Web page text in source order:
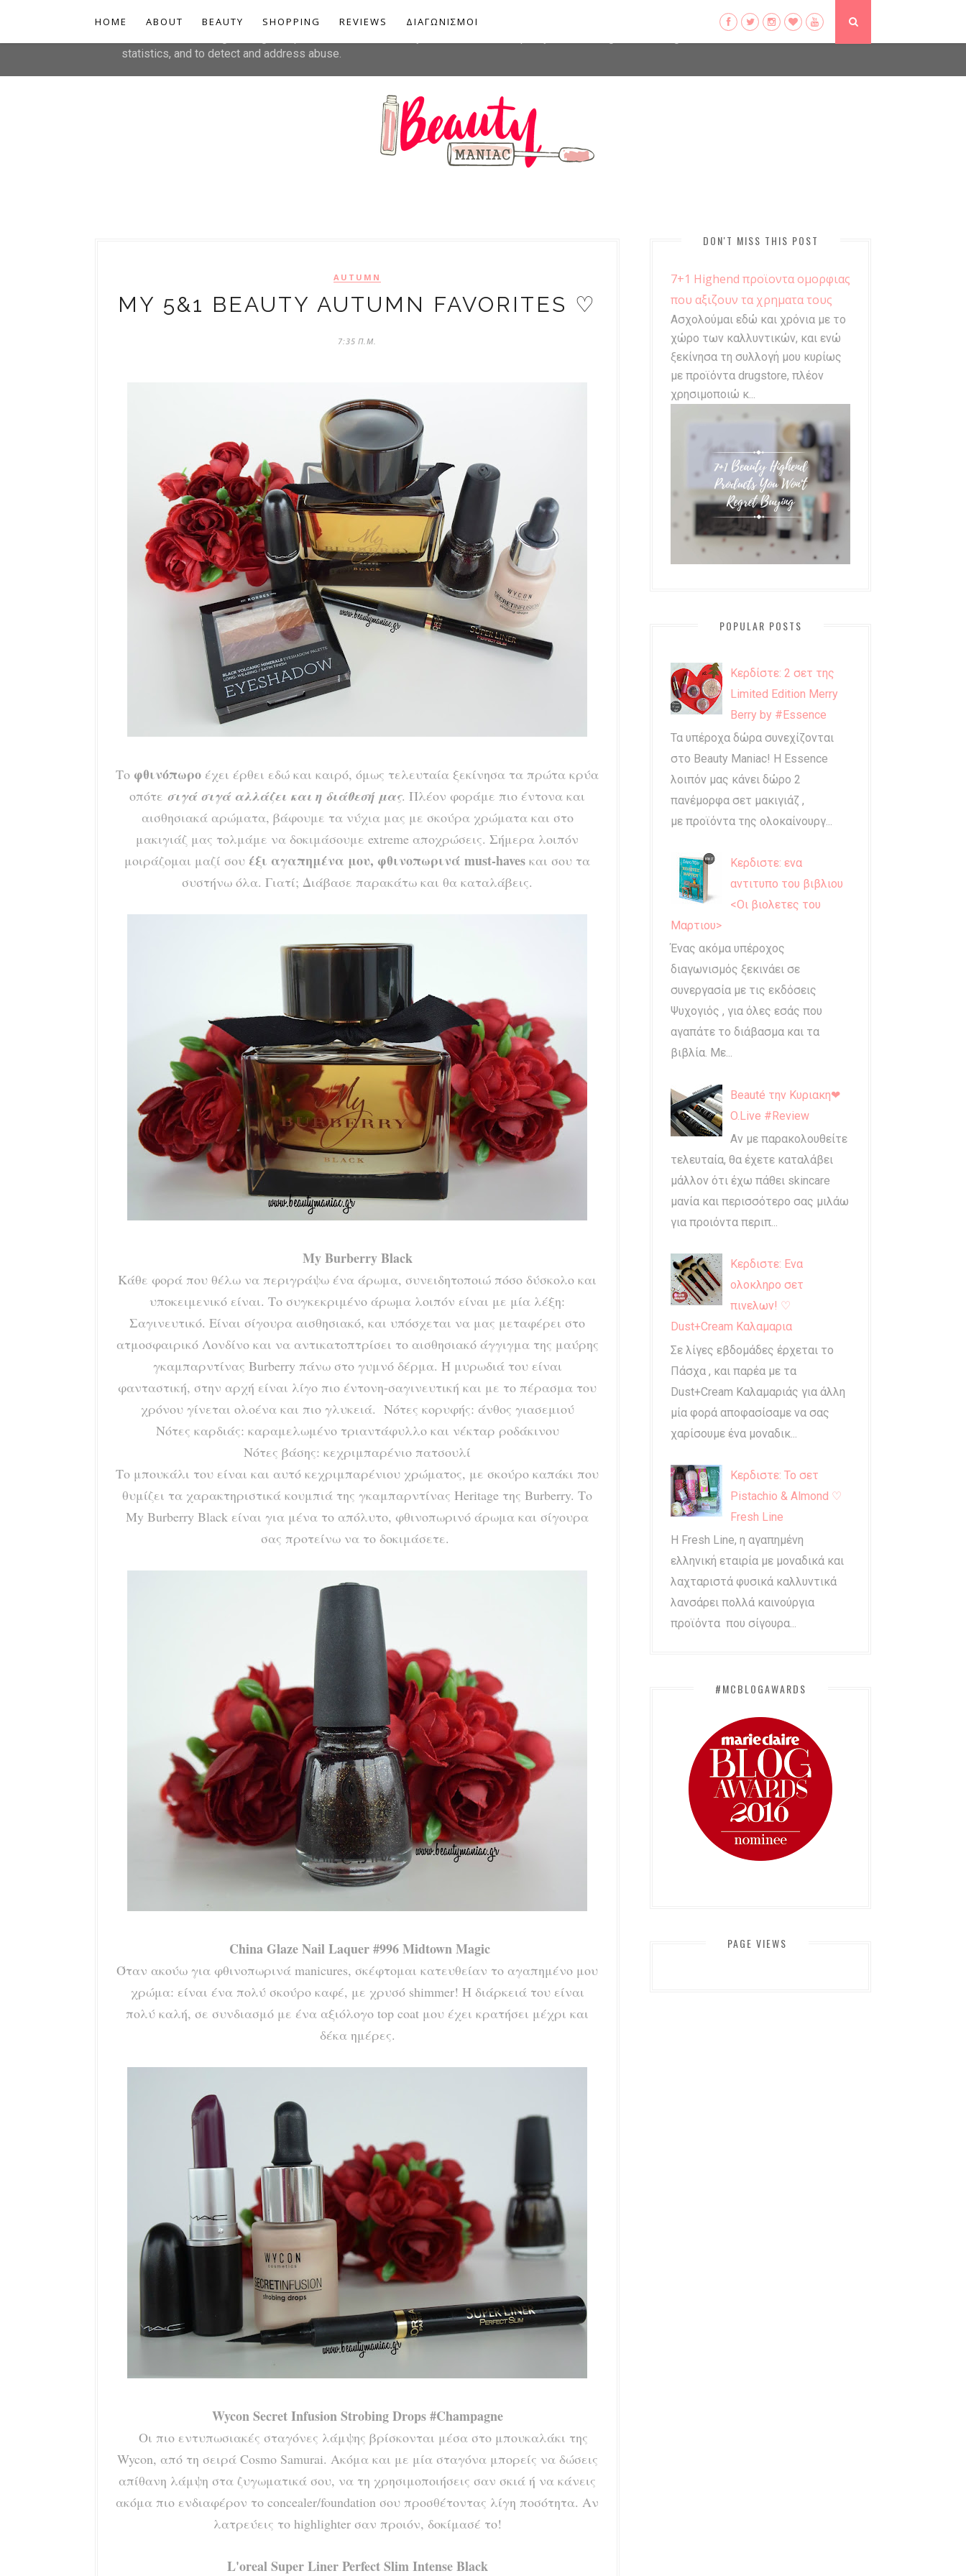
HOME ABOUT BEAUTY SHOPPING REVIEWS ΔΙΑΓΩΝΙΣΜΟΙ
AUTUMN
MY 5&1 BEAUTY AUTUMN FAVORITES ♡
7:35 Π.Μ.
Το φθινόπωρο έχει έρθει εδώ και καιρό, όμως τελευταία ξεκίνησα τα πρώτα κρύα
οπότε σιγά σιγά αλλάζει και η διάθεσή μας. Πλέον φοράμε πιο έντονα και
αισθησιακά αρώματα, βάφουμε τα νύχια μας με σκούρα χρώματα και στο
μακιγιάζ μας τολμάμε να δοκιμάσουμε extreme αποχρώσεις. Σήμερα λοιπόν
μοιράζομαι μαζί σου έξι αγαπημένα μου, φθινοπωρινά must-haves και σου τα
συστήνω όλα. Γιατί; Διάβασε παρακάτω και θα καταλάβεις.
My Burberry Black
Κάθε φορά που θέλω να περιγράψω ένα άρωμα, συνειδητοποιώ πόσο δύσκολο και
υποκειμενικό είναι. Το συγκεκριμένο άρωμα λοιπόν είναι με μία λέξη:
Σαγινευτικό. Είναι σίγουρα αισθησιακό, και υπόσχεται να μας μεταφέρει στο
ατμοσφαιρικό Λονδίνο και να αντικατοπτρίσει το αισθησιακό άγγιγμα της μαύρης
γκαμπαρντίνας Burberry πάνω στο γυμνό δέρμα. Η μυρωδιά του είναι
φανταστική, στην αρχή είναι λίγο πιο έντονη-σαγινευτική και με το πέρασμα του
χρόνου γίνεται ολοένα και πιο γλυκειά. Νότες κορυφής: άνθος γιασεμιού
Νότες καρδιάς: καραμελωμένο τριαντάφυλλο και νέκταρ ροδάκινου
Νότες βάσης: κεχριμπαρένιο πατσουλί
Το μπουκάλι του είναι και αυτό κεχριμπαρένιου χρώματος, με σκούρο καπάκι που
θυμίζει τα χαρακτηριστικά κουμπιά της γκαμπαρντίνας Heritage της Burberry. Το
My Burberry Black είναι για μένα το απόλυτο, φθινοπωρινό άρωμα και σίγουρα
σας προτείνω να το δοκιμάσετε.
China Glaze Nail Laquer #996 Midtown Magic
Όταν ακούω για φθινοπωρινά manicures, σκέφτομαι κατευθείαν το αγαπημένο μου
χρώμα: είναι ένα πολύ σκούρο καφέ, με χρυσό shimmer! Η διάρκειά του είναι
πολύ καλή, σε συνδιασμό με ένα αξιόλογο top coat μου έχει κρατήσει μέχρι και
δέκα ημέρες.
Wycon Secret Infusion Strobing Drops #Champagne
Οι πιο εντυπωσιακές σταγόνες λάμψης βρίσκονται μέσα στο μπουκαλάκι της
Wycon, από τη σειρά Cosmo Samurai. Ακόμα και με μία σταγόνα μπορείς να δώσεις
απίθανη λάμψη στα ζυγωματικά σου, να τη χρησιμοποιήσεις σαν σκιά ή να κάνεις
ακόμα πιο ενδιαφέρον το concealer/foundation σου προσθέτοντας λίγη ποσότητα. Αν
λατρεύεις το highlighter σαν προιόν, δοκίμασέ το!
L'oreal Super Liner Perfect Slim Intense Black
DON'T MISS THIS POST
7+1 Highend προϊοντα ομορφιας
που αξιζουν τα χρηματα τους
Ασχολούμαι εδώ και χρόνια με το
χώρο των καλλυντικών, και ενώ
ξεκίνησα τη συλλογή μου κυρίως
με προϊόντα drugstore, πλέον
χρησιμοποιώ κ...
POPULAR POSTS
Κερδίστε: 2 σετ της
Limited Edition Merry
Berry by #Essence
Τα υπέροχα δώρα συνεχίζονται
στο Beauty Maniac! Η Essence
λοιπόν μας κάνει δώρο 2
πανέμορφα σετ μακιγιάζ ,
με προϊόντα της ολοκαίνουργ...
Κερδιστε: ενα
αντιτυπο του βιβλιου
<Οι βιολετες του
Μαρτιου>
Ένας ακόμα υπέροχος
διαγωνισμός ξεκινάει σε
συνεργασία με τις εκδόσεις
Ψυχογιός , για όλες εσάς που
αγαπάτε το διάβασμα και τα
βιβλία. Με...
Beauté την Κυριακη❤
O.Live #Review
Αν με παρακολουθείτε
τελευταία, θα έχετε καταλάβει
μάλλον ότι έχω πάθει skincare
μανία και περισσότερο σας μιλάω
για προιόντα περιπ...
Κερδιστε: Ενα
ολοκληρο σετ
πινελων! ♡
Dust+Cream Καλαμαρια
Σε λίγες εβδομάδες έρχεται το
Πάσχα , και παρέα με τα
Dust+Cream Καλαμαριάς για άλλη
μία φορά αποφασίσαμε να σας
χαρίσουμε ένα μοναδικ...
Κερδιστε: Το σετ
Pistachio & Almond ♡
Fresh Line
Η Fresh Line, η αγαπημένη
ελληνική εταιρία με μοναδικά και
λαχταριστά φυσικά καλλυντικά
λανσάρει πολλά καινούργια
προϊόντα που σίγουρα...
#MCBLOGAWARDS
PAGE VIEWS
This site uses cookies from Google to deliver its services and to analyze traffic. Your IP address and user-agent
statistics, and to detect and address abuse.